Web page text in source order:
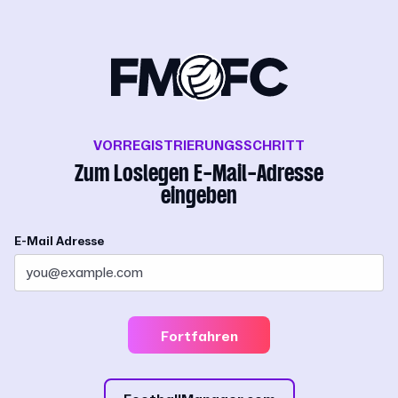
VORREGISTRIERUNGSSCHRITT
Zum Loslegen E-Mail-Adresse
eingeben
E-Mail Adresse
Fortfahren